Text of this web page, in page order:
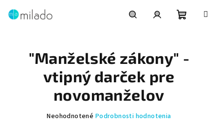
košík
"Manželské zákony" -
vtipný darček pre
novomanželov
Priemerné
Neohodnotené Podrobnosti hodnotenia